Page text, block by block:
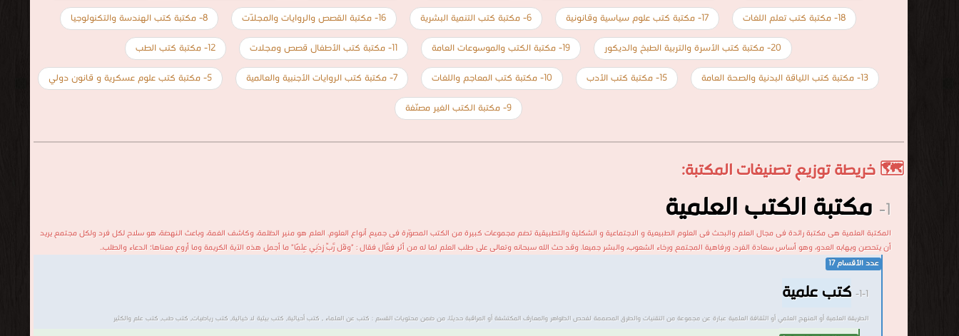
18- مكتبة كتب تعلم اللغات
17- مكتبة كتب علوم سياسية وقانونية 6- مكتبة كتب التنمية البشرية 16- مكتبة القصص والروايات والمجلّات
8- مكتبة كتب الهندسة والتكنولوجيا
20- مكتبة كتب الأسرة والتربية الطبخ والديكور
19- مكتبة الكتب والموسوعات العامة 11- مكتبة كتب الأطفال قصص ومجلات
12- مكتبة كتب الطب
13- مكتبة كتب اللياقة البدنية والصحة العامة
15- مكتبة كتب الأدب 10- مكتبة كتب المعاجم واللغات 7- مكتبة كتب الروايات الأجنبية والعالمية
5- مكتبة كتب علوم عسكرية و قانون دولي
9- مكتبة الكتب الغير مصنّفة
🗺️ خريطة توزيع تصنيفات المكتبة:
1- مكتبة الكتب العلمية
المكتبة العلمية هى مكتبة رائدة فى مجال العلم والبحث فى العلوم الطبيعية و الاجتماعية و الشكلية والتطبيقية تضم مجموعات كبيرة من الكتب المصوّرة فى جميع أنواع العلوم. العلم هو منير الظلمة، وكاشف الغمة، وباعث النهضة، هو سلاح لكل فرد ولكل مجتمع يريد
أن يتحصن ويهابه العدو، وهو أساس سعادة الفرد، ورفاهية المجتمع ورخاء الشعوب، والبشر جميعا. وقد حث الله سبحانه وتعالى على طلب العلم لما له من أثر فعّال فقال : "وَقُل رَّبِّ زِدْنِي عِلْمًا" ما أجمل هذه الآية الكريمة وما أروع معناها؛ الدعاء والطلب..
عدد الأقسام 17
1-1- كتب علمية
الطريقة العلمية أو المنهج العلمي أو الثقافة العلمية عبارة عن مجموعة من التقنيات والطرق المصممة لفحص الظواهر والمعارف المكتشفة أو المراقبة حديثا، من ضمن محتويات القسم : كتب عن العلماء‏ , كتب أحيائية,‏ كتب بيئية لا خيالية,‏ كتب رياضيات,‏ كتب طب‏, كتب علم والكثير